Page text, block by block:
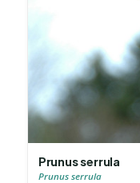
Prunus serrula
Prunus serrula